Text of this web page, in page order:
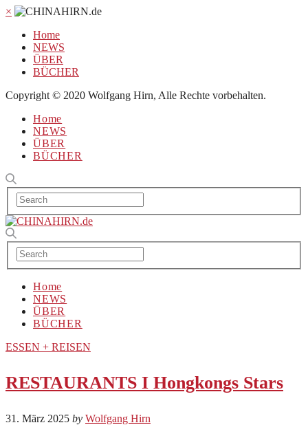
×
Home
NEWS
ÜBER
BÜCHER
Copyright © 2020 Wolfgang Hirn, Alle Rechte vorbehalten.
Home
NEWS
ÜBER
BÜCHER
Home
NEWS
ÜBER
BÜCHER
ESSEN + REISEN
RESTAURANTS I Hongkongs Stars
31. März 2025 by Wolfgang Hirn